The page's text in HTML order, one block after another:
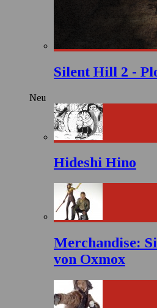
Silent Hill 2 -
Neu
Hideshi Hino
Merchandise:
von Oxmox